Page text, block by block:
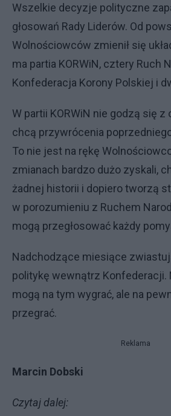
Wszelkie decyzje polityczne
głosowań Rady Liderów. Od
Wolnościowców zmienił się
ma partia KORWiN, cztery Ruch
Konfederacja Korony Polskiej i
W partii KORWiN nie godzą się
chcą przywrócenia
To nie jest na rękę
zmianach bardzo dużo zyskali,
żadnej historii i dopiero tworzą
w porozumieniu z Ruchem
mogą przegłosować każdy
Nadchodzące miesiące
politykę wewnątrz Konfederacji.
mogą na tym wygrać, ale na
przegrać.
Reklama
Marcin Dobski
Czytaj dalej: